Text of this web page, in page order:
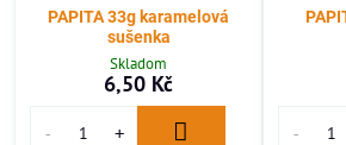
PAPITA 33g karamelová
sušenka
Skladom
6,50 Kč